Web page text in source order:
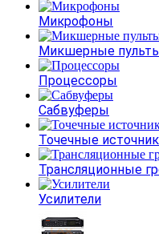
Микрофоны
Микшерные
Процессоры
Сабвуферы
Точечные
Трансляционные
Усилители